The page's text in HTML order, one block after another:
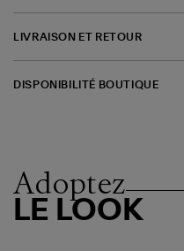
LIVRAISON ET RETOUR
DISPONIBILITÉ BOUTIQUE
Adoptez
LE LOOK